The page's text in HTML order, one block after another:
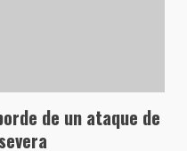
de un ataque de